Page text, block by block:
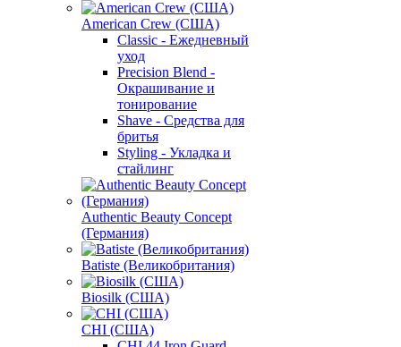
American Crew (США)
Classic - Ежедневный
уход
Precision Blend -
Окрашивание и
тонирование
Shave - Средства для
бритья
Styling - Укладка и
стайлинг
Authentic Beauty Concept
(Германия)
Batiste (Великобритания)
Biosilk (США)
CHI (США)